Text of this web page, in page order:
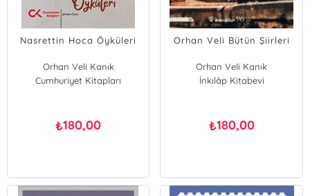
Nasrettin Hoca Öyküleri
Orhan Veli Kanık
Cumhuriyet Kitapları
₺180,00
Orhan Veli Bütün Şiirleri
Orhan Veli Kanık
İnkılâp Kitabevi
₺180,00